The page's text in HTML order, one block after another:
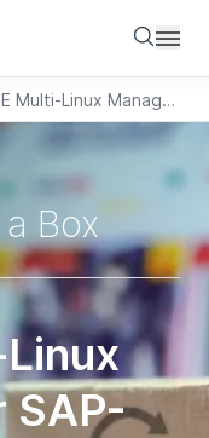
SUSE Multi-Linux Manager für SAP-Infrastrukturen
Box
SAP-